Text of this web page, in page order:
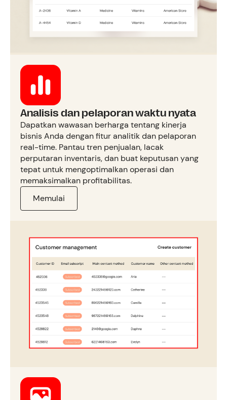
Analisis dan pelaporan waktu nyata
Dapatkan wawasan berharga tentang kinerja
bisnis Anda dengan fitur analitik dan pelaporan
real-time. Pantau tren penjualan, lacak
perputaran inventaris, dan buat keputusan yang
tepat untuk mengoptimalkan operasi dan
memaksimalkan profitabilitas.
Memulai